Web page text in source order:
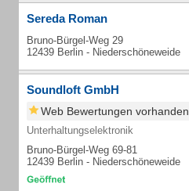
Sereda Roman
Bruno-Bürgel-Weg 29
12439 Berlin - Niederschöneweide
Soundloft GmbH
Web Bewertungen vorhanden
Unterhaltungselektronik
Bruno-Bürgel-Weg 69-81
12439 Berlin - Niederschöneweide